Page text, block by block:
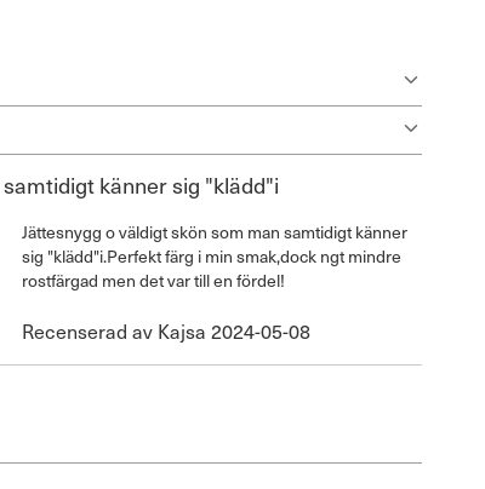
känner sig "klädd"i
Jättesnygg o väldigt skön som man samtidigt känner
sig "klädd"i.Perfekt färg i min smak,dock ngt mindre
rostfärgad men det var till en fördel!
Recenserad av Kajsa Publicerat
den
2024-05-08